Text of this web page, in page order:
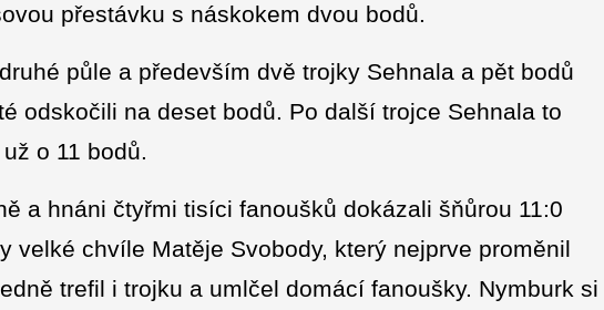
přestávku s náskokem dvou bodů.
půle a především dvě trojky Sehnala a pět bodů
odskočili na deset bodů. Po další trojce Sehnala to
o 11 bodů.
a hnáni čtyřmi tisíci fanoušků dokázali šňůrou 11:0
velké chvíle Matěje Svobody, který nejprve proměnil
trefil i trojku a umlčel domácí fanoušky. Nymburk si